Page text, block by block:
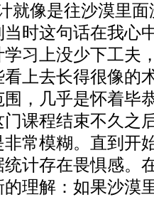
就像是往沙漠里
时这句话在我心
习上没少下工夫
上去长得很像的
，几乎是怀着毕
课程结束不久之
常模糊。直到开
计存在畏惧感。
理解：如果沙漠